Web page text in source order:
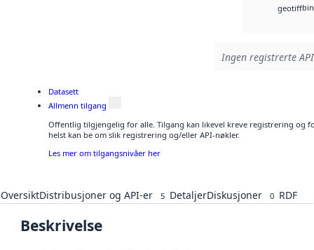
geotiffbin
Ingen registrerte
Datasett
Allmenn tilgang
Offentlig tilgjengelig for alle. Tilgang kan likevel kreve registrering og
helst kan be om slik registrering og/eller API-nøkler.
Les mer om tilgangsnivåer her
OversiktDistribusjoner og API-er 5 DetaljerDiskusjoner 0 RDF
Beskrivelse